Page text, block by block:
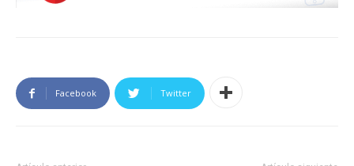
Facebook Twitter